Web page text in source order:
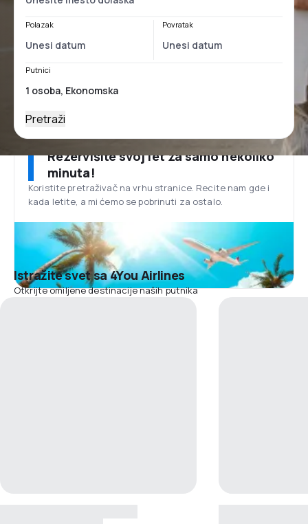
Polazak Povratak
Putnici
Pretraži
Rezervišite svoj let za samo nekoliko
minuta!
Koristite pretraživač na vrhu stranice. Recite nam gde i
kada letite, a mi ćemo se pobrinuti za ostalo.
Istražite svet sa 4You Airlines
Otkrijte omiljene destinacije naših putnika